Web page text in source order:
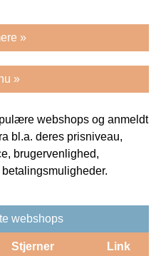
»
»
webshops og anmeldt
bl.a. deres prisniveau,
brugervenlighed,
webshops
Stjerner Link